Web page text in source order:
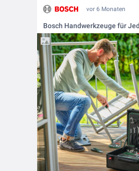
vor 6 Monaten
Bosch Handwerkzeuge für